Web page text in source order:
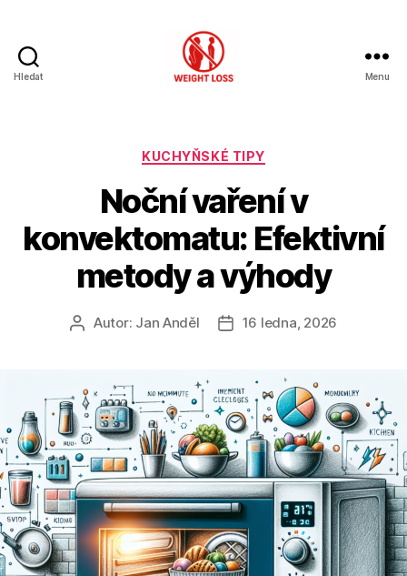
Hledat Menu
Rubriky
KUCHYŇSKÉ TIPY
Noční vaření v
konvektomatu: Efektivní
metody a výhody
AutorAutor: Jan Anděl
Datum
16 ledna, 2026